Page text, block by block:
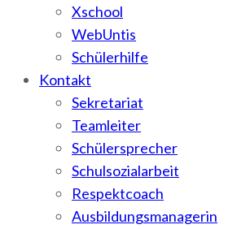
Xschool
WebUntis
Schülerhilfe
Kontakt
Sekretariat
Teamleiter
Schülersprecher
Schulsozialarbeit
Respektcoach
Ausbildungsmanagerin